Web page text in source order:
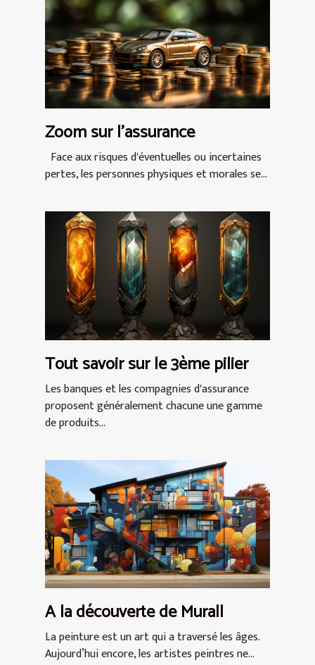
Zoom sur l'assurance
Face aux risques d'éventuelles ou incertaines
pertes, les personnes physiques et morales se...
Tout savoir sur le 3ème pilier
Les banques et les compagnies d'assurance
proposent généralement chacune une gamme
de produits...
A la découverte de Murall
La peinture est un art qui a traversé les âges.
Aujourd’hui encore, les artistes peintres ne...